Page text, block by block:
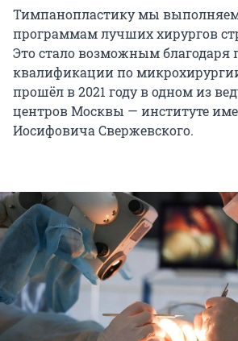
Тимпанопластику мы
программам лучших хирургов
Это стало возможным
квалификации по
прошёл в 2021 году в одном из
центров Москвы — институте
Иосифовича Свержевского.